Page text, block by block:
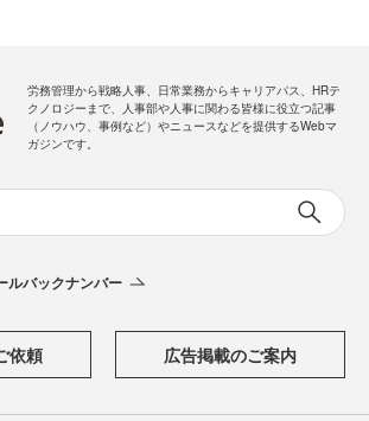
労務管理から戦略人事、日常業務からキャリアパス、HRテ
クノロジーまで、人事部や人事に関わる皆様に役立つ記事
（ノウハウ、事例など）やニュースなどを提供するWebマ
ガジンです。
ルバックナンバー
依頼 広告掲載のご案内